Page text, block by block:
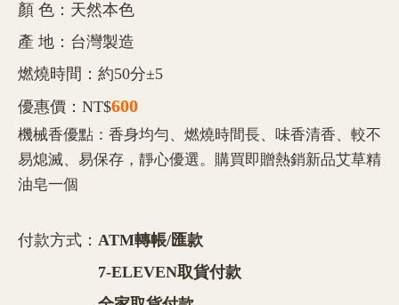
顏 色：天然本色
產 地：台灣製造
燃燒時間：約50分±5
優惠價：NT$600
機械香優點：香身均勻、燃燒時間長、味香清香、較不
易熄滅、易保存，靜心優選。購買即贈熱銷新品艾草精
油皂一個
付款方式： ATM轉帳/匯款
7-ELEVEN取貨付款